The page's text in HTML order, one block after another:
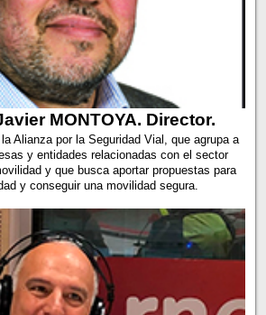
MONTOYA. Director.
Alianza por la Seguridad Vial, que agrupa a
y entidades relacionadas con el sector
y que busca aportar propuestas para
y conseguir una movilidad segura.